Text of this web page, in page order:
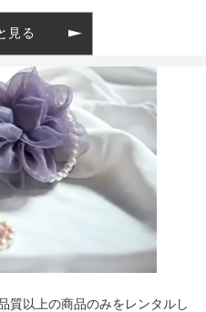
見る
質以上の商品のみをレンタルし